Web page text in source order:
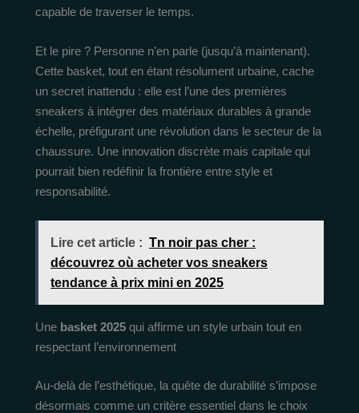
capable de traverser le temps.
Et le pire ? Personne n’en parle (jusqu’à maintenant).
Cette basket, tout en étant résolument urbaine, cache
un secret inattendu : elle est l’une des premières
sneakers à intégrer des matériaux durables à grande
échelle, préfigurant une révolution dans le secteur de la
chaussure. Une innovation discrète mais capitale qui
pourrait bien redéfinir la frontière entre style et
responsabilité.
Lire cet article : Tn noir pas cher :
découvrez où acheter vos sneakers
tendance à prix mini en 2025
Une basket 2025 qui affirme un style urbain tout en
respectant l’environnement
Au-delà de l’esthétique, la quête de durabilité s’impose
désormais comme un critère essentiel dans le choix